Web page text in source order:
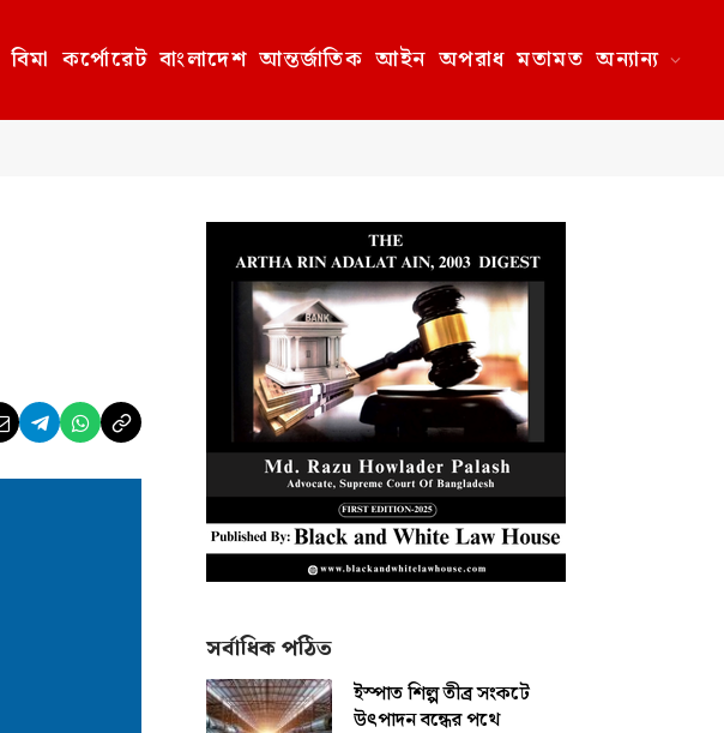
বিমা কর্পোরেট বাংলাদেশ আন্তর্জাতিক আইন অপরাধ মতামত অন্যান্য
সর্বাধিক পঠিত
ইস্পাত শিল্প তীব্র সংকটে
উৎপাদন বন্ধের পথে